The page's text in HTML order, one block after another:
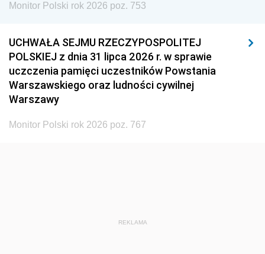
Monitor Polski rok 2026 poz. 753
UCHWAŁA SEJMU RZECZYPOSPOLITEJ
POLSKIEJ z dnia 31 lipca 2026 r. w sprawie
uczczenia pamięci uczestników Powstania
Warszawskiego oraz ludności cywilnej
Warszawy
Monitor Polski rok 2026 poz. 767
REKLAMA